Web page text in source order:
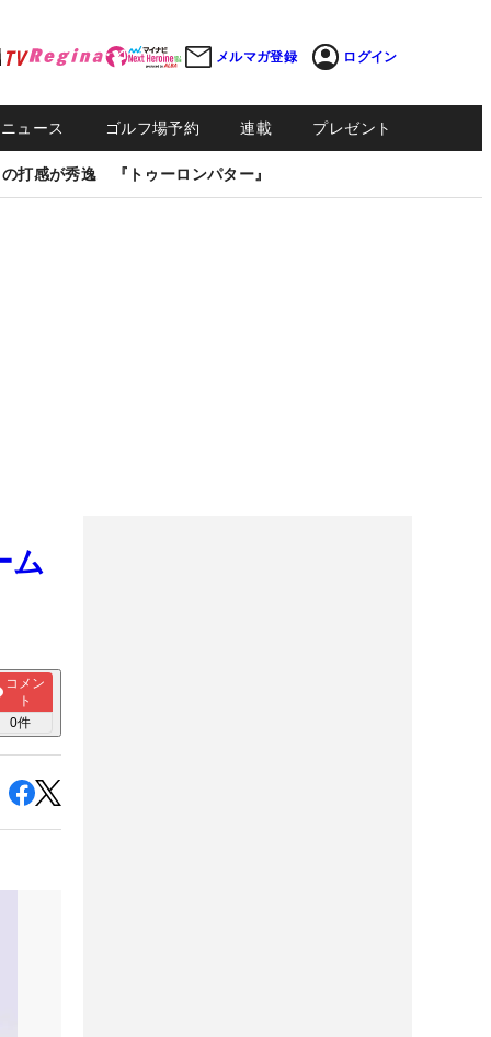
メルマガ登録 ログイン
ュース ゴルフ場予約 連載 プレゼント
打感が秀逸 『トゥーロンパター』
ム
コメン
ト
0件